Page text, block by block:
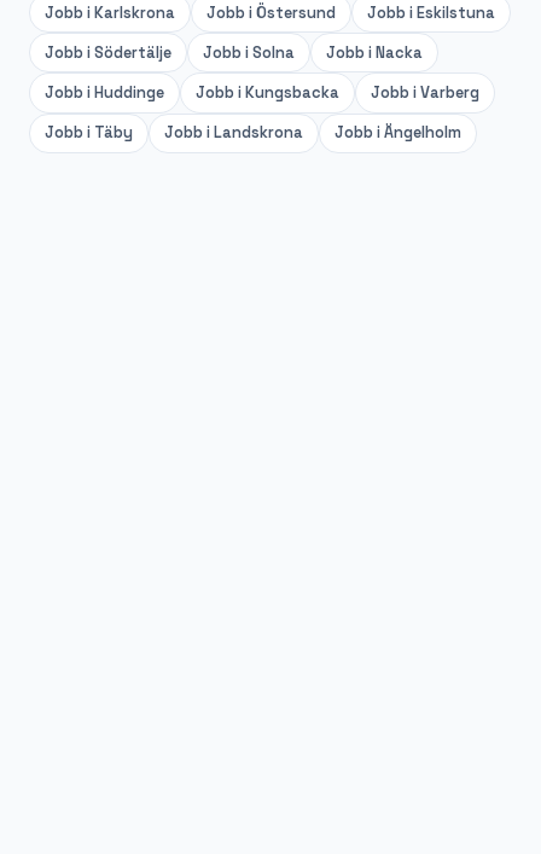
Jobb iKarlskrona Jobb iÖstersund Jobb iEskilstuna
Jobb iSödertälje Jobb iSolna Jobb iNacka
Jobb iHuddinge Jobb iKungsbacka Jobb iVarberg
Jobb i Täby Jobb iLandskrona Jobb iÄngelholm